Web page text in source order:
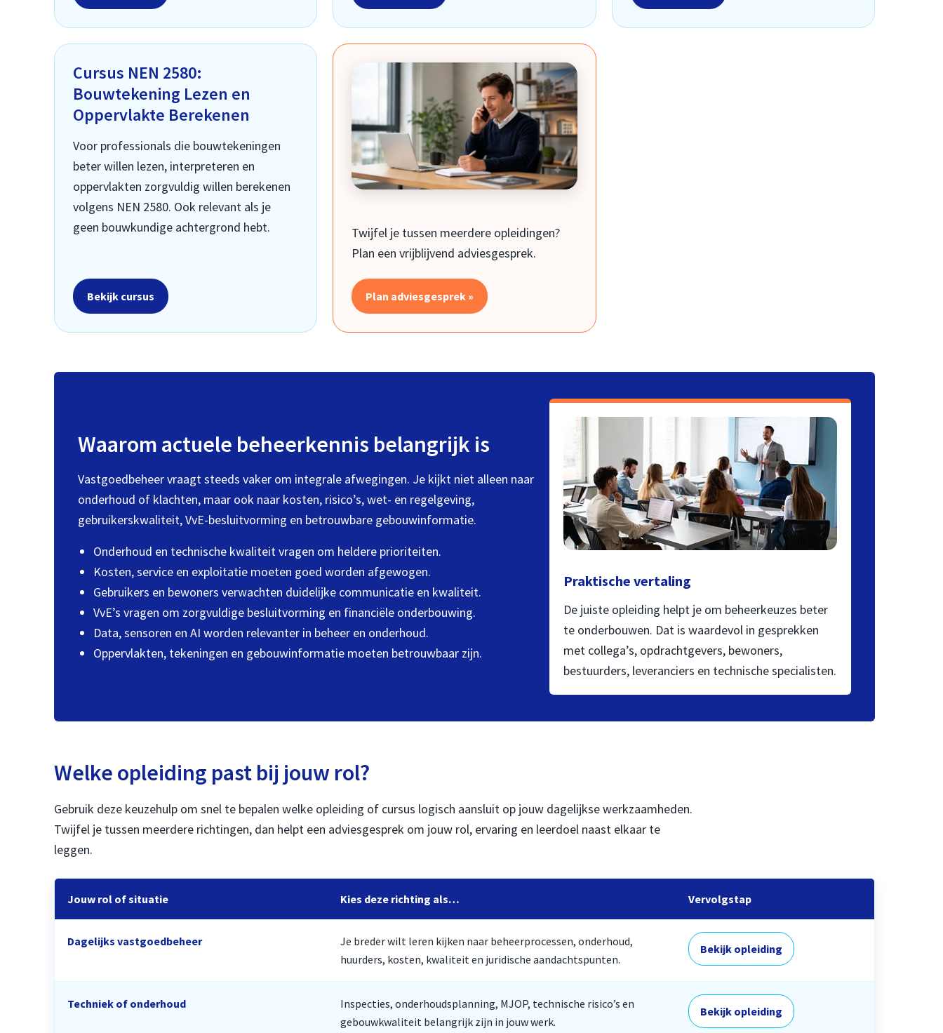
Cursus NEN 2580:
Bouwtekening Lezen en
Oppervlakte Berekenen
Voor professionals die bouwtekeningen
beter willen lezen, interpreteren en
oppervlakten zorgvuldig willen berekenen
volgens NEN 2580. Ook relevant als je
geen bouwkundige achtergrond hebt.
Bekijk cursus
Twijfel je tussen meerdere opleidingen?
Plan een vrijblijvend adviesgesprek.
Plan adviesgesprek »
Waarom actuele beheerkennis belangrijk is
Vastgoedbeheer vraagt steeds vaker om integrale afwegingen. Je kijkt niet alleen naar
onderhoud of klachten, maar ook naar kosten, risico’s, wet- en regelgeving,
gebruikerskwaliteit, VvE-besluitvorming en betrouwbare gebouwinformatie.
Onderhoud en technische kwaliteit vragen om heldere prioriteiten.
Kosten, service en exploitatie moeten goed worden afgewogen.
Gebruikers en bewoners verwachten duidelijke communicatie en kwaliteit.
VvE’s vragen om zorgvuldige besluitvorming en financiële onderbouwing.
Data, sensoren en AI worden relevanter in beheer en onderhoud.
Oppervlakten, tekeningen en gebouwinformatie moeten betrouwbaar zijn.
Praktische vertaling
De juiste opleiding helpt je om beheerkeuzes beter
te onderbouwen. Dat is waardevol in gesprekken
met collega’s, opdrachtgevers, bewoners,
bestuurders, leveranciers en technische specialisten.
Welke opleiding past bij jouw rol?
Gebruik deze keuzehulp om snel te bepalen welke opleiding of cursus logisch aansluit op jouw dagelijkse werkzaamheden.
Twijfel je tussen meerdere richtingen, dan helpt een adviesgesprek om jouw rol, ervaring en leerdoel naast elkaar te
leggen.
Jouw rol of situatie Kies deze richting als… Vervolgstap
Dagelijks vastgoedbeheer
Je breder wilt leren kijken naar beheerprocessen, onderhoud,
huurders, kosten, kwaliteit en juridische aandachtspunten.
Bekijk opleiding
Techniek of onderhoud
Inspecties, onderhoudsplanning, MJOP, technische risico’s en
gebouwkwaliteit belangrijk zijn in jouw werk.
Bekijk opleiding